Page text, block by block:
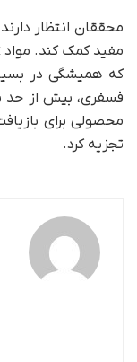
محققان انتظار
که همیشگی در
فسفری، بیش از حد
محصولی برای
تجزیه کرد.